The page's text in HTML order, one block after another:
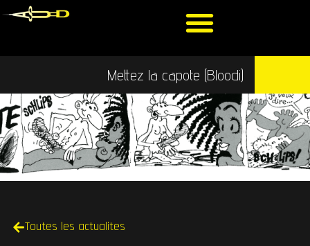
Mettez la capote (Bloodi)
Toutes les actualites